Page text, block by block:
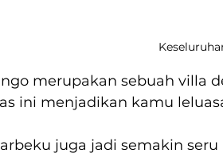
merupakan sebuah villa
ini menjadikan kamu
juga jadi semakin